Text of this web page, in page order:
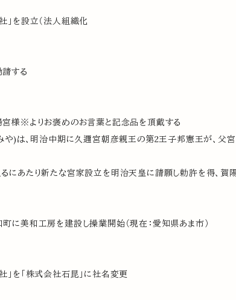
」を設立（法人組織化
する
様※よりお褒めのお言葉と記念品を頂戴する
)は、明治中期に久邇宮朝彦親王の第2王子邦憲王が、父
にあたり新たな宮家設立を明治天皇に請願し勅許を得、賀
に美和工房を建設し操業開始（現在：愛知県あま市）
」を「株式会社石昆」に社名変更